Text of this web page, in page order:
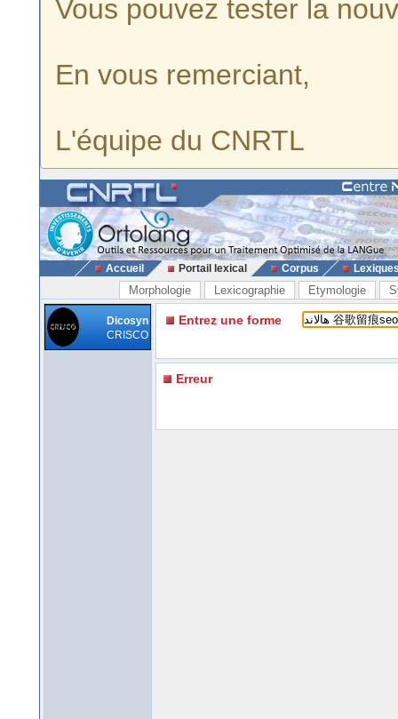
Vous pouvez tester la
En vous remerciant,
L'équipe du CNRTL
Accueil Portail lexical Corpus
Morphologie Lexicographie Etymologie
Dicosyn
CRISCO
Entrez une forme
Erreur